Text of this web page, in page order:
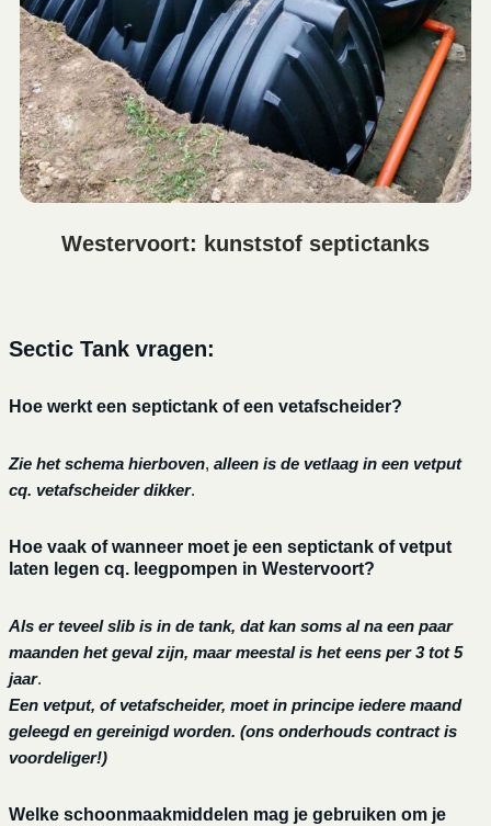
Westervoort: kunststof septictanks
Sectic Tank vragen:
Hoe werkt een septictank of een vetafscheider?
Zie het schema hierboven, alleen is de vetlaag in een vetput
cq. vetafscheider dikker.
Hoe vaak of wanneer moet je een septictank of vetput
laten legen cq. leegpompen in Westervoort?
Als er teveel slib is in de tank, dat kan soms al na een paar
maanden het geval zijn, maar meestal is het eens per 3 tot 5
jaar.
Een vetput, of vetafscheider, moet in principe iedere maand
geleegd en gereinigd worden. (ons onderhouds contract is
voordeliger!)
Welke schoonmaakmiddelen mag je gebruiken om je